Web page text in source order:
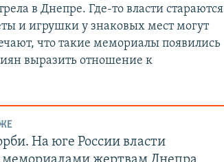
в Днепре. Где-то власти стараются
и игрушки у знаковых мест могут
что такие мемориалы появились
выразить отношение к
На юге России власти